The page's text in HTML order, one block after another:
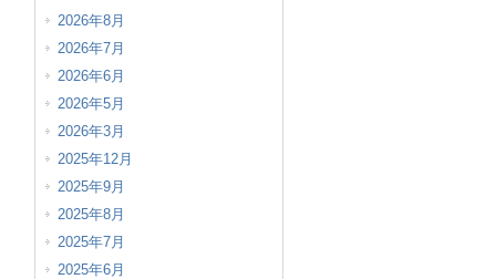
2026年8月
2026年7月
2026年6月
2026年5月
2026年3月
2025年12月
2025年9月
2025年8月
2025年7月
2025年6月